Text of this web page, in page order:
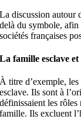
La discussion autour
delà du symbole, afin
sociétés françaises
La famille esclave
À titre d’exemple,
esclave. Ils sont à
définissaient les rôles
famille. Ils excluent